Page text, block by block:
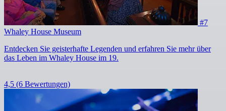
#7
Whaley House Museum
Entdecken Sie geisterhafte Legenden und erfahren Sie mehr über
das Leben im Whaley House im 19.
4,5 (6 Bewertungen)